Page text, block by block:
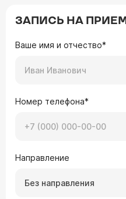
ЗАПИСЬ НА ПРИЕМ
Ваше имя и отчество*
Номер телефона*
Направление
Без направления